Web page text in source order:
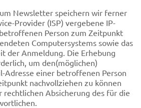
Newsletter speichern wir ferner
Provider (ISP) vergebene IP-
Person zum Zeitpunkt
Computersystems sowie das
der Anmeldung. Die Erhebung
um den(möglichen)
Adresse einer betroffenen Person
nachvollziehen zu können
rechtlichen Absicherung des für die